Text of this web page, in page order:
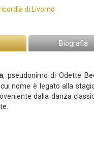
di Livorno
Biografia
, pseudonimo di Odette
nome è legato alla
dalla danza